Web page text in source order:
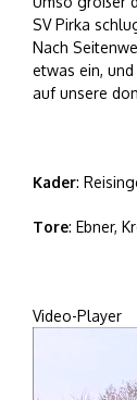
SV Pirka
Nach
etwas ein,
auf unsere
Kader:
Tore: Ebner,
Video-Player